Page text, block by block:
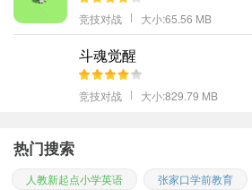
竞技对战 大小:65.56 MB
斗魂觉醒
竞技对战 大小:829.79 MB
热门搜索
人教新起点小学英语
张家口学前教育